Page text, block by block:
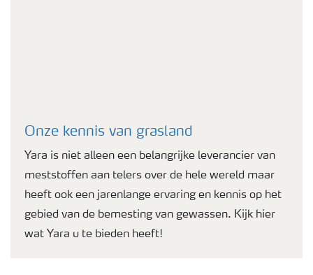
Onze kennis van grasland
Yara is niet alleen een belangrijke leverancier van
meststoffen aan telers over de hele wereld maar
heeft ook een jarenlange ervaring en kennis op het
gebied van de bemesting van gewassen. Kijk hier
wat Yara u te bieden heeft!